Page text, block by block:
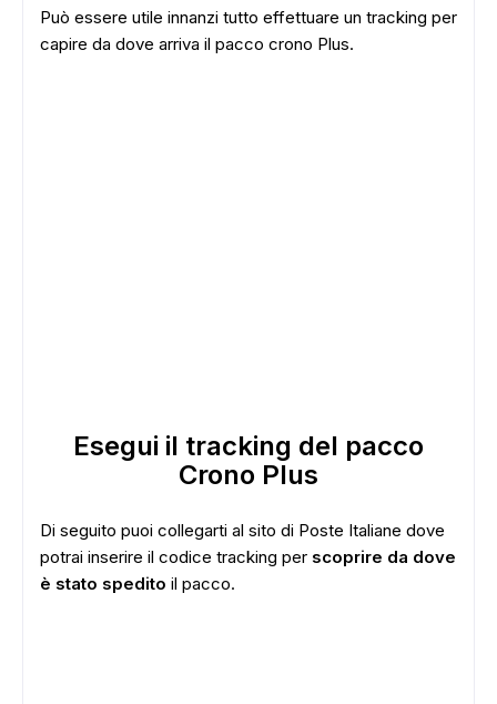
Può essere utile innanzi tutto effettuare un tracking per
capire da dove arriva il pacco crono Plus.
Esegui il tracking del pacco
Crono Plus
Di seguito puoi collegarti al sito di Poste Italiane dove
potrai inserire il codice tracking per scoprire da dove
è stato spedito il pacco.